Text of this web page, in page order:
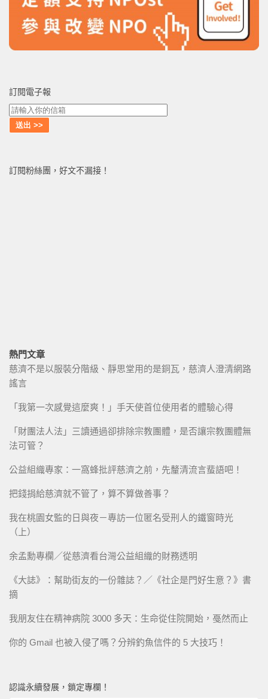
訂閱電子報
訂閱粉絲團，好文不漏接！
熱門文章
慈濟不是以服裝分階級、靜思堂用的是銅瓦，慈濟人澄清網路
謠言
「我第一次感覺這麼爽！」手天使首位使用者的體驗心得
「財團法人法」三讀通過卻排除宗教團體，是否讓宗教團體無
法可管？
公益組織專家：一窩蜂批評慈濟之前，先釐清流言蜚語吧！
把錢捐給慈濟就不管了，算不算做善事？
我在桃園女監的日與夜－專訪一位匿名受刑人的鐵窗時光
（上）
余孟勳專欄／從慈濟看台灣公益組織的財務透明
《大誌》：幫助街友的一份雜誌？／《社企是門好生意？》書
摘
我朋友住在精神病院 3000 多天：生命從住院開始，戞然而止
你的 Gmail 也被入侵了嗎？分辨釣魚信件的 5 大技巧！
認識永續發展，鎖定專欄！